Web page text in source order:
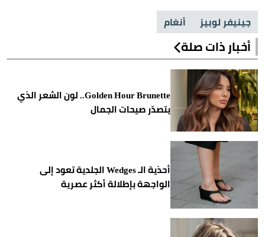
جينيفر لوبيز أنغام
أخبار ذات صلة
Golden Hour Brunette.. لون الشعر الذي
يتصدّر صيحات الجمال
أحذية الـ Wedges الجلدية تعود إلى
الواجهة بإطلالة أكثر عصرية